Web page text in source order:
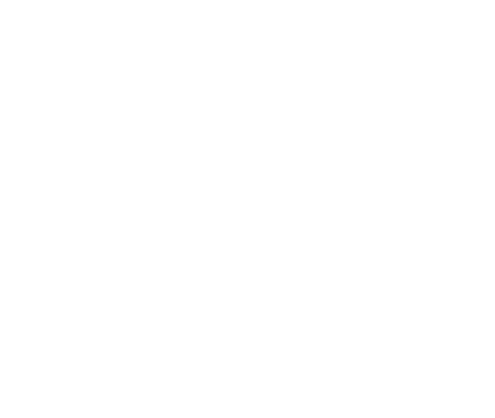
Medien anbieten zu